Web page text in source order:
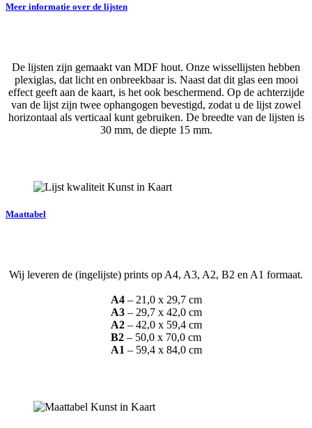
Meer informatie over de lijsten
De lijsten zijn gemaakt van MDF hout. Onze wissellijsten hebben
plexiglas, dat licht en onbreekbaar is. Naast dat dit glas een mooi
effect geeft aan de kaart, is het ook beschermend. Op de achterzijde
van de lijst zijn twee ophangogen bevestigd, zodat u de lijst zowel
horizontaal als verticaal kunt gebruiken. De breedte van de lijsten is
30 mm, de diepte 15 mm.
Maattabel
Wij leveren de (ingelijste) prints op A4, A3, A2, B2 en A1 formaat.
A4– 21,0 x 29,7 cm
A3– 29,7 x 42,0 cm
A2– 42,0 x 59,4 cm
B2 – 50,0 x 70,0 cm
A1 – 59,4 x 84,0 cm